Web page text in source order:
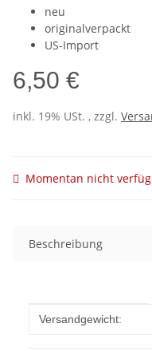
neu
originalverpackt
US-Import
6,50 €
inkl. 19% USt. , zzgl.
Momentan nicht
Beschreibung
Produkteigenschaft
Wert
Versandgewicht: